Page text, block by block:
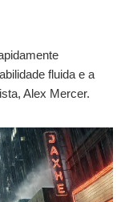
fluida e a
Alex Mercer.